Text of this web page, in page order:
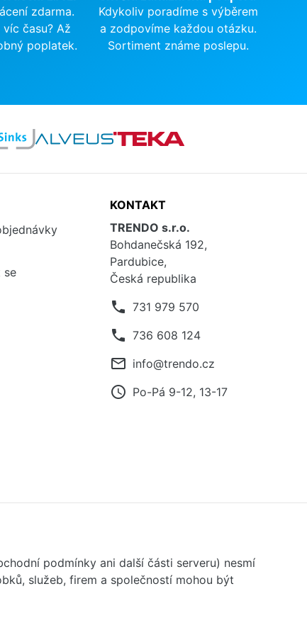
zdarma.
času? Až
poplatek.
Kdykoliv poradíme s výběrem
a zodpovíme každou otázku.
Sortiment známe poslepu.
se
KONTAKT
TRENDO s.r.o.
Bohdanečská 192,
Pardubice,
Česká republika
phone 731 979 570
phone 736 608 124
mail_outline info@trendo.cz
access_time Po-Pá 9-12, 13-17
podmínky ani další části serveru) nesmí
služeb, firem a společností mohou být